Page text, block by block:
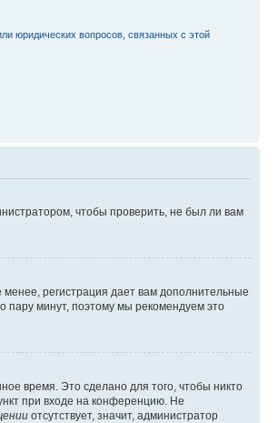
юридических вопросов, связанных с этой
чтобы проверить, не был ли вам
регистрация дает вам дополнительные
пару минут, поэтому мы рекомендуем это
время. Это сделано для того, чтобы никто
при входе на конференцию. Не
отсутствует, значит, администратор